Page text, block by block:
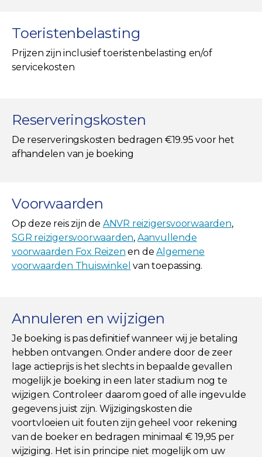
Toeristenbelasting
Prijzen zijn inclusief toeristenbelasting en/of
servicekosten
Reserveringskosten
De reserveringskosten bedragen €19.95 voor het
afhandelen van je boeking
Voorwaarden
Op deze reis zijn de ANVR reizigersvoorwaarden,
SGR reizigersvoorwaarden, Aanvullende
voorwaarden Fox Reizen en deAlgemene
voorwaarden Thuiswinkel van toepassing.
Annuleren en wijzigen
Je boeking is pas definitief wanneer wij je betaling
hebben ontvangen. Onder andere door de zeer
lage actieprijs is het slechts in bepaalde gevallen
mogelijk je boeking in een later stadium nog te
wijzigen. Controleer daarom goed of alle ingevulde
gegevens juist zijn. Wijzigingskosten die
voortvloeien uit fouten zijn geheel voor rekening
van de boeker en bedragen minimaal € 19,95 per
wijziging. Het is in principe niet mogelijk om uw